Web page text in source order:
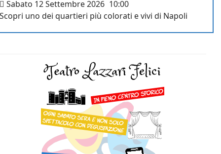
Sabato 12 Settembre 2026 10:00
Scopri uno dei quartieri più colorati e vivi di Napoli